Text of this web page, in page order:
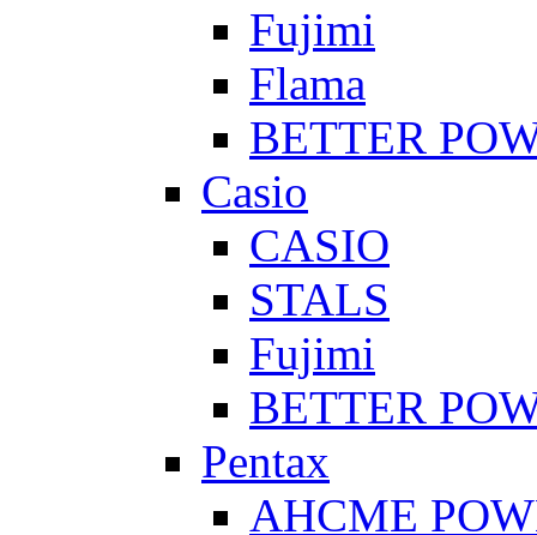
Fujimi
Flama
BETTER
Casio
CASIO
STALS
Fujimi
BETTER
Pentax
AHCME